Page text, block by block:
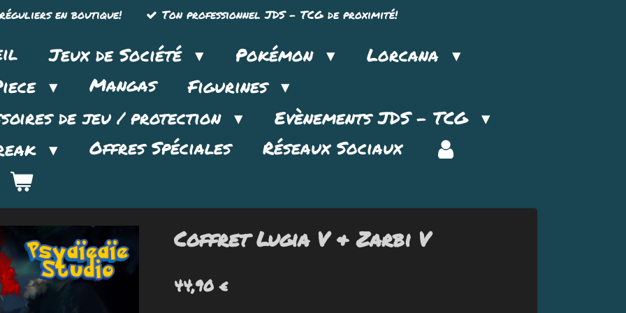
réguliers en boutique! Ton professionnel JDS - TCG de proximité!
Jeux de Société Pokémon
Lorcana
Mangas
Figurines
de jeu / protection
Evènements JDS - TCG
Offres Spéciales Réseaux Sociaux
Coffret Lugia V & Zarbi V
44,90 €